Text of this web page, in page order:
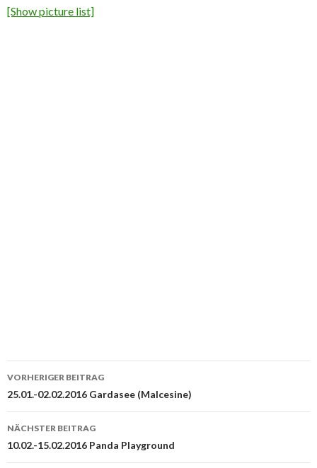
[Show picture list]
Beitrags-
Navigation
VORHERIGER BEITRAG
25.01.-02.02.2016 Gardasee (Malcesine)
NÄCHSTER BEITRAG
10.02.-15.02.2016 Panda Playground